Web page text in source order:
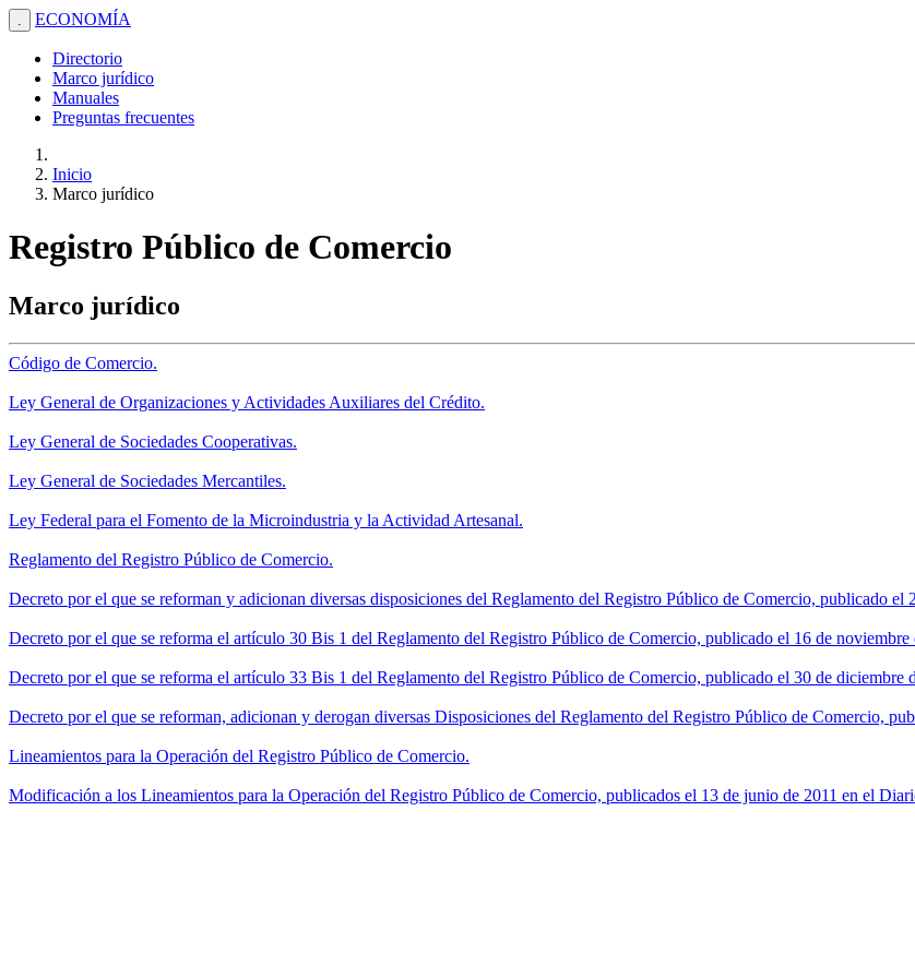
. ECONOMÍA
Directorio
Marco jurídico
Manuales
Preguntas frecuentes
Inicio
Marco jurídico
Registro Público de Comercio
Marco jurídico
Código de Comercio.
Ley General de Organizaciones y Actividades Auxiliares del Crédito.
Ley General de Sociedades Cooperativas.
Ley General de Sociedades Mercantiles.
Ley Federal para el Fomento de la Microindustria y la Actividad Artesanal.
Reglamento del Registro Público de Comercio.
Decreto por el que se reforman y adicionan diversas disposiciones del Reglamento del Registro Público de Comercio, publicado
Decreto por el que se reforma el artículo 30 Bis 1 del Reglamento del Registro Público de Comercio, publicado el 16 de
Decreto por el que se reforma el artículo 33 Bis 1 del Reglamento del Registro Público de Comercio, publicado el 30 de
Decreto por el que se reforman, adicionan y derogan diversas Disposiciones del Reglamento del Registro Público de Comercio,
Lineamientos para la Operación del Registro Público de Comercio.
Modificación a los Lineamientos para la Operación del Registro Público de Comercio, publicados el 13 de junio de 2011 en el